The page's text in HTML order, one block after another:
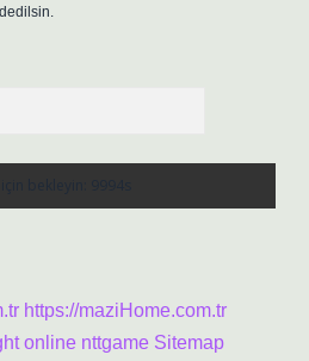
https://maziHome.com.tr
online nttgame Sitemap